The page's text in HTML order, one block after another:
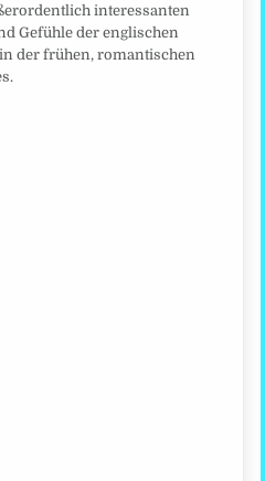
interessanten
Gefühle der englischen
der frühen, romantischen